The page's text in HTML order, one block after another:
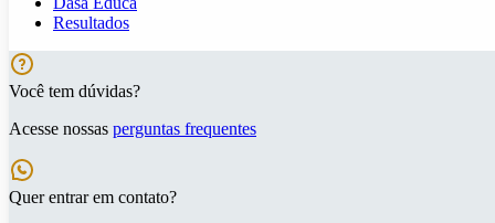
Resultados
Você tem dúvidas?
Acesse nossas perguntas frequentes
Quer entrar em contato?